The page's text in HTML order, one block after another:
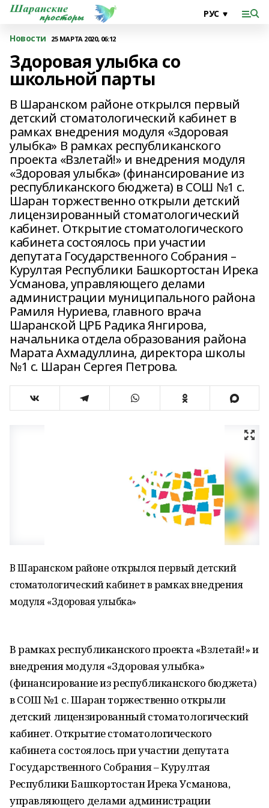
Новости 25 МАРТА 2020, 06:12
Здоровая улыбка со
школьной парты
В Шаранском районе открылся первый
детский стоматологический кабинет в
рамках внедрения модуля «Здоровая
улыбка» В рамках республиканского
проекта «Взлетай!» и внедрения модуля
«Здоровая улыбка» (финансирование из
республиканского бюджета) в СОШ №1 с.
Шаран торжественно открыли детский
лицензированный стоматологический
кабинет. Открытие стоматологического
кабинета состоялось при участии
депутата Государственного Собрания –
Курултая Республики Башкортостан Ирека
Усманова, управляющего делами
администрации муниципального района
Рамиля Нуриева, главного врача
Шаранской ЦРБ Радика Янгирова,
начальника отдела образования района
Марата Ахмадуллина, директора школы
№1 с. Шаран Сергея Петрова.
В Шаранском районе открылся первый детский
стоматологический кабинет в рамках внедрения
модуля «Здоровая улыбка»
В рамках республиканского проекта «Взлетай!» и
внедрения модуля «Здоровая улыбка»
(финансирование из республиканского бюджета)
в СОШ №1 с. Шаран торжественно открыли
детский лицензированный стоматологический
кабинет. Открытие стоматологического
кабинета состоялось при участии депутата
Государственного Собрания – Курултая
Республики Башкортостан Ирека Усманова,
управляющего делами администрации